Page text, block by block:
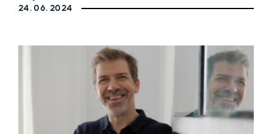
24. 06. 2024